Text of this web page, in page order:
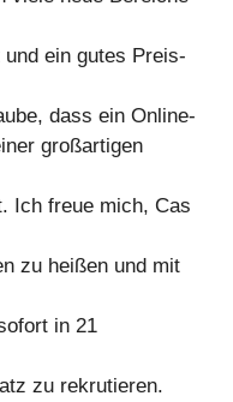
ein gutes Preis-
dass ein Online-
großartigen
Ich freue mich, Cas
zu heißen und mit
in 21
zu rekrutieren.